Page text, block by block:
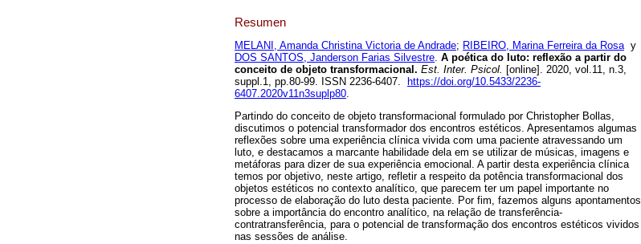
Resumen
MELANI, Amanda Christina Victoria de Andrade; RIBEIRO, Marina Ferreira da Rosay
DOS SANTOS, Janderson Farias Silvestre. A poética do luto: reflexão a partir do
conceito de objeto transformacional . Est. Inter. Psicol. [online]. 2020, vol.11, n.3,
suppl.1, pp.80-99. ISSN 2236-6407.
https://doi.org/10.5433/2236-
6407.2020v11n3suplp80.
Partindo do conceito de objeto transformacional formulado por Christopher Bollas,
discutimos o potencial transformador dos encontros estéticos. Apresentamos algumas
reflexões sobre uma experiência clínica vivida com uma paciente atravessando um
luto, e destacamos a marcante habilidade dela em se utilizar de músicas, imagens e
metáforas para dizer de sua experiência emocional. A partir desta experiência clínica
temos por objetivo, neste artigo, refletir a respeito da potência transformacional dos
objetos estéticos no contexto analítico, que parecem ter um papel importante no
processo de elaboração do luto desta paciente. Por fim, fazemos alguns apontamentos
sobre a importância do encontro analítico, na relação de transferência-
contratransferência, para o potencial de transformação dos encontros estéticos vividos
nas sessões de análise.